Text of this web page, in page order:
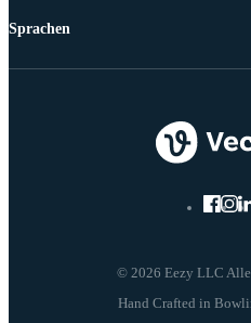
© 2026 Eezy LLC
Sprachen